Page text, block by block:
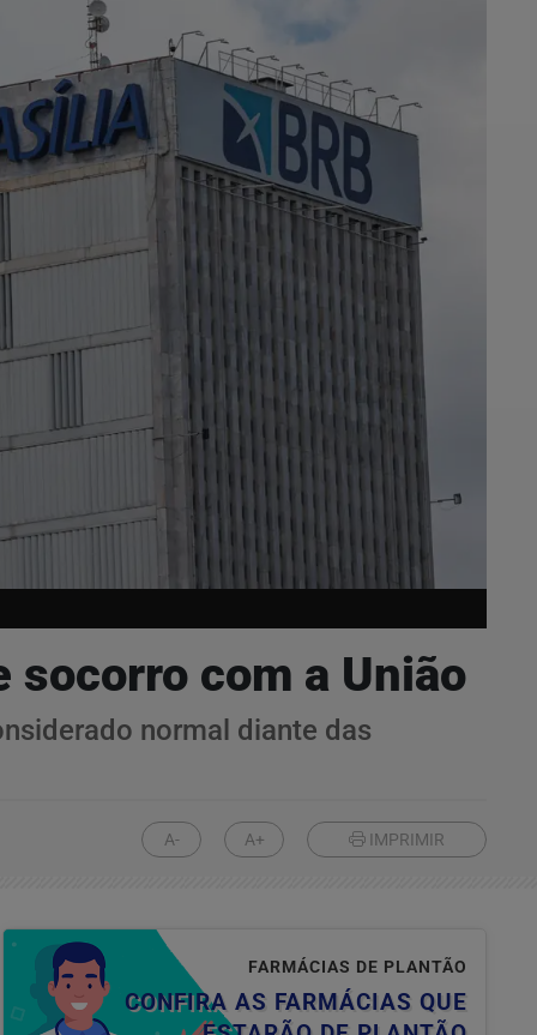
socorro com a União
normal diante das
A- A+ IMPRIMIR
FARMÁCIAS DE PLANTÃO
CONFIRA AS FARMÁCIAS QUE